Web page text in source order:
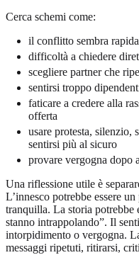
Cerca schemi come:
il conflitto sembra
difficoltà a chiedere
scegliere partner che
sentirsi troppo
faticare a credere alla
offerta
usare protesta, silenzio,
sentirsi più al sicuro
provare vergogna dopo
Una riflessione utile è
L’innesco potrebbe essere
tranquilla. La storia potrebbe
stanno intrappolando”. Il
intorpidimento o vergogna.
messaggi ripetuti, ritirarsi,